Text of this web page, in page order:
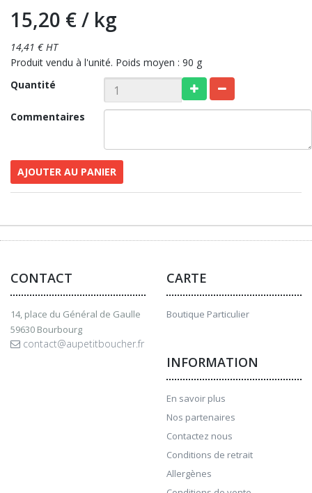
15,20 €/ kg
14,41 € HT
Produit vendu à l'unité. Poids moyen : 90 g
Quantité
Commentaires
AJOUTER AU PANIER
CONTACT
14, place du Général de Gaulle
59630 Bourbourg
contact@aupetitboucher.fr
CARTE
Boutique Particulier
INFORMATION
En savoir plus
Nos partenaires
Contactez nous
Conditions de retrait
Allergènes